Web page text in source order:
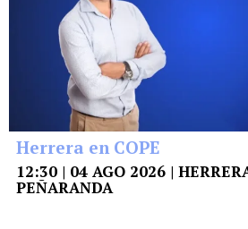
Herrera en COPE
12:30 | 04 AGO 2026 |
PEÑARANDA